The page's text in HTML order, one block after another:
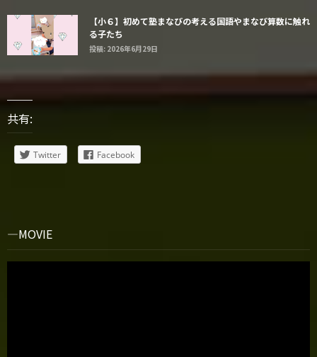
【小６】初めて塾まなびの考える国語やまなび算数に触れ
る子たち
投稿: 2026年6月29日
共有:
Twitter Facebook
MOVIE